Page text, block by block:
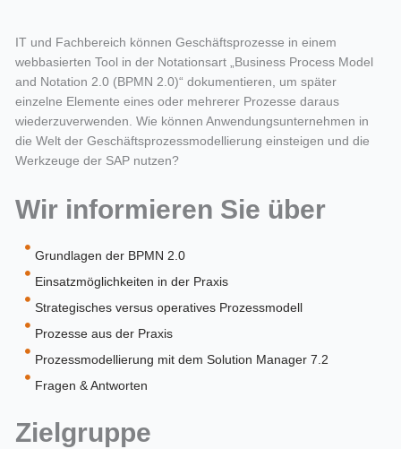
IT und Fachbereich können Geschäftsprozesse in einem
webbasierten Tool in der Notationsart „Business Process Model
and Notation 2.0 (BPMN 2.0)“ dokumentieren, um später
einzelne Elemente eines oder mehrerer Prozesse daraus
wiederzuverwenden. Wie können Anwendungsunternehmen in
die Welt der Geschäftsprozessmodellierung einsteigen und die
Werkzeuge der SAP nutzen?
Wir informieren Sie über
Grundlagen der BPMN 2.0
Einsatzmöglichkeiten in der Praxis
Strategisches versus operatives Prozessmodell
Prozesse aus der Praxis
Prozessmodellierung mit dem Solution Manager 7.2
Fragen & Antworten
Zielgruppe